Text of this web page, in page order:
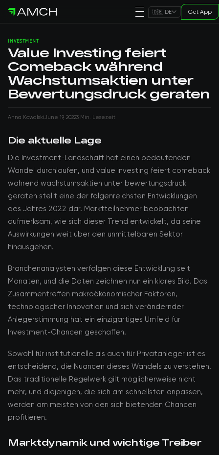
🇩🇪 DE Get App
INVESTMENT
Value Investing feiert
Comeback während
Wachstumsaktien unter
Bewertungsdruck geraten
Anna KowalskiJune 19, 20223 Min. Lesezeit
Die aktuelle Lage
Die Investment-Landschaft hat einen bedeutenden
Wandel durchlaufen, und value investing feiert comeback
während wachstumsaktien unter bewertungsdruck
geraten stellt eine der folgenreichsten Entwicklungen
des Jahres 2022 dar. Marktteilnehmer beobachten
aufmerksam, wie sich dieser Trend entwickelt, da seine
Auswirkungen weit über den unmittelbaren Sektor
hinausgehen.
Branchenanalysten verfolgen diese Entwicklung seit
Monaten, und die Daten zeichnen nun ein klares Bild. Das
Zusammentreffen makroökonomischer Faktoren,
technologischer Innovation und sich verändernder
Anlegerstimmung hat ein einzigartiges Umfeld für
Investment-Chancen geschaffen.
Sowohl für institutionelle als auch für Privatanleger ist es
entscheidend, die Nuancen dieses Wandels zu verstehen.
Das traditionelle Regelwerk gilt möglicherweise nicht
mehr, und diejenigen, die sich am schnellsten anpassen,
werden am meisten von den sich bietenden Chancen
profitieren.
Marktdynamik und wichtige Treiber